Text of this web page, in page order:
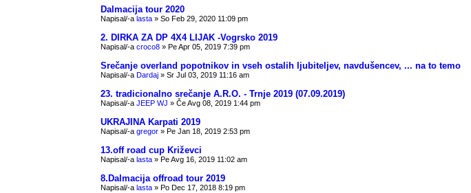
Dalmacija tour 2020
Napisal/-a lasta » So Feb 29, 2020 11:09 pm
2. DIRKA ZA DP 4X4 LIJAK -Vogrsko 2019
Napisal/-a croco8 » Pe Apr 05, 2019 7:39 pm
Srečanje overland popotnikov in vseh ostalih ljubiteljev, navdušencev, ... na to temo
Napisal/-a Dardaj » Sr Jul 03, 2019 11:16 am
23. tradicionalno srečanje A.R.O. - Trnje 2019 (07.09.2019)
Napisal/-a JEEP WJ » Če Avg 08, 2019 1:44 pm
UKRAJINA Karpati 2019
Napisal/-a gregor » Pe Jan 18, 2019 2:53 pm
13.off road cup Križevci
Napisal/-a lasta » Pe Avg 16, 2019 11:02 am
8.Dalmacija offroad tour 2019
Napisal/-a lasta » Po Dec 17, 2018 8:19 pm